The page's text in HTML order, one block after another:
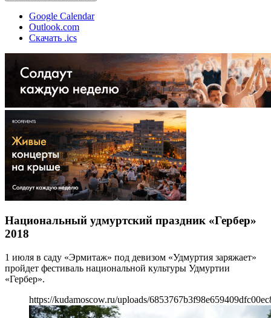
Google Calendar
Outlook.com
Скачать .ics
Национальный удмуртский праздник «Гербер»
2018
1 июля в саду «Эрмитаж» под девизом «Удмуртия заряжает»
пройдет фестиваль национальной культуры Удмуртии
«Гербер».
https://kudamoscow.ru/uploads/